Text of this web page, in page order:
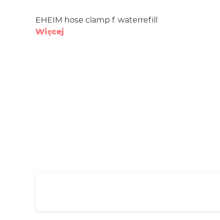
EHEIM hose clamp f. waterrefill
Więcej